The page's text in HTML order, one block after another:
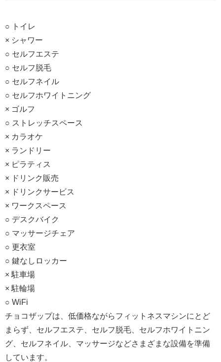
○ トイレ
× シャワー
○ セルフエステ
○ セルフ脱毛
○ セルフネイル
○ セルフホワイトニング
× ゴルフ
○ ストレッチスペース
× カラオケ
× ランドリー
× ピラティス
× ドリンク販売
× ドリンクサービス
× ワークスペース
○ デスクバイク
○ マッサージチェア
○ 更衣室
○ 鍵なしロッカー
× 駐車場
× 駐輪場
○ WiFi
チョコザップは、低価格ながらフィットネスマシンにとど
まらず、セルフエステ、セルフ脱毛、セルフホワイトニン
グ、セルフネイル、マッサージなどさまざまな設備を準備
しています。